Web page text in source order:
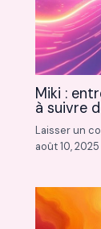
Miki :
à suivre
Laisser un
août 10, 2025